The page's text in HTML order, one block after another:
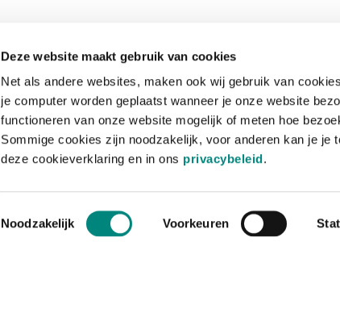
Deze website maakt gebruik van cookies
Net als andere websites, maken ook wij gebruik van
je computer worden geplaatst wanneer je onze website
functioneren van onze website mogelijk of meten hoe
Sommige cookies zijn noodzakelijk, voor anderen kan je je
deze cookieverklaring en in ons privacybeleid.
Toestemmingsselectie
Noodzakelijk Voorkeuren